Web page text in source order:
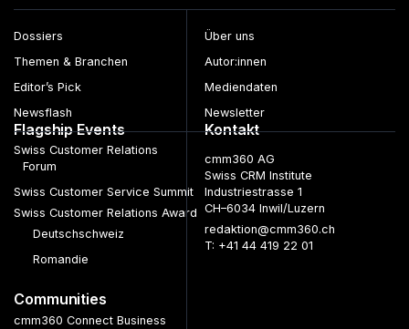
Dossiers
Themen & Branchen
Editor’s Pick
Newsflash
Über uns
Autor:innen
Mediendaten
Newsletter
Flagship Events
Swiss Customer Relations
Forum
Swiss Customer Service Summit
Swiss Customer Relations Award
Deutschschweiz
Romandie
Communities
cmm360 Connect Business
Kontakt
cmm360 AG
Swiss CRM Institute
Industriestrasse 1
CH–6034 Inwil/Luzern
redaktion@cmm360.ch
T: +41 44 419 22 01